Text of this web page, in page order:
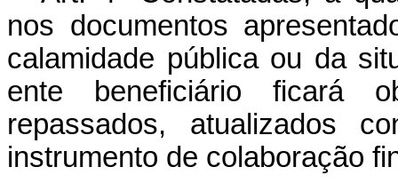
nos documentos
calamidade pública ou da
ente beneficiário ficará
repassados, atualizados
instrumento de colaboração